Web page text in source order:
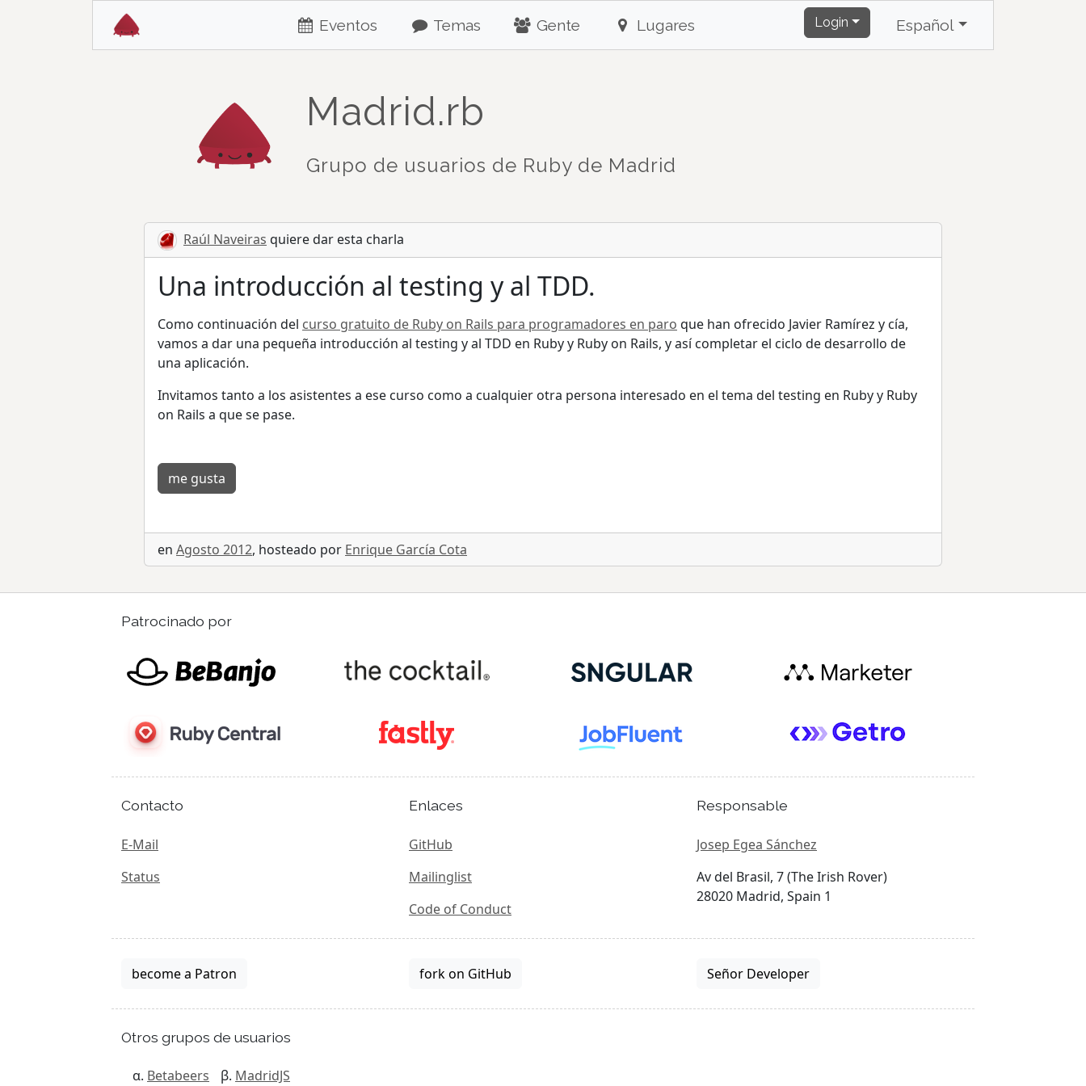
Eventos Temas Gente Lugares Login Español
Madrid.rb
Grupo de usuarios de Ruby de Madrid
Raúl Naveiras quiere dar esta charla
Una introducción al testing y al TDD.
Como continuación del curso gratuito de Ruby on Rails para programadores en paro que han ofrecido Javier Ramírez y cía,
vamos a dar una pequeña introducción al testing y al TDD en Ruby y Ruby on Rails, y así completar el ciclo de desarrollo de
una aplicación.
Invitamos tanto a los asistentes a ese curso como a cualquier otra persona interesado en el tema del testing en Ruby y Ruby
on Rails a que se pase.
me gusta
en Agosto 2012, hosteado por Enrique García Cota
Patrocinado por
Contacto
E-Mail
Status
Enlaces
GitHub
Mailinglist
Code of Conduct
Responsable
Josep Egea Sánchez
Av del Brasil, 7 (The Irish Rover)
28020 Madrid, Spain 1
become a Patron fork on GitHub Señor Developer
Otros grupos de usuarios
Betabeers MadridJS